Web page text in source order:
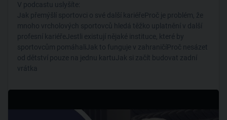
V podcastu uslyšíte:
Jak přemýšlí sportovci o své další kariéřeProč je problém, že
mnoho vrcholových sportovců hledá těžko uplatnění v další
profesní kariéřeJestli existují nějaké instituce, které by
sportovcům pomáhaliJak to funguje v zahraničíProč nesázet
od dětství pouze na jednu kartuJak si začít budovat zadní
vrátka